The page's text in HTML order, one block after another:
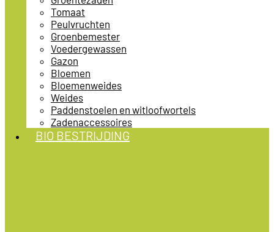
Tomaat
Peulvruchten
Groenbemester
Voedergewassen
Gazon
Bloemen
Bloemenweides
Weides
Paddenstoelen en witloofwortels
Zadenaccessoires
BIO BESTRIJDING